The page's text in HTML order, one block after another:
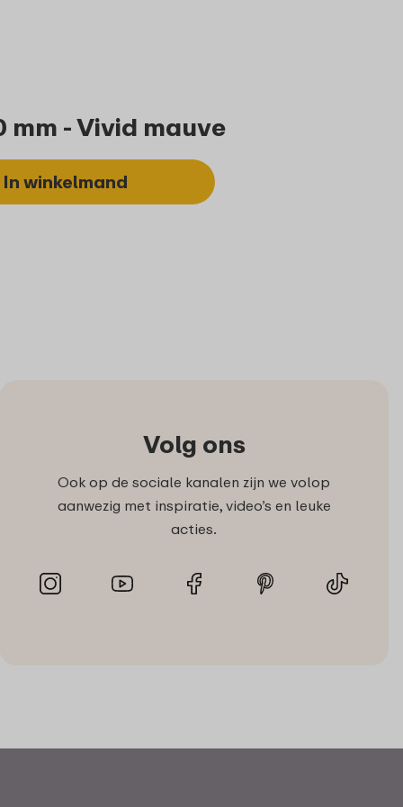
- Vivid mauve
In winkelmand
Volg ons
Ook op de sociale kanalen zijn we volop
aanwezig met inspiratie, video’s en leuke
acties.